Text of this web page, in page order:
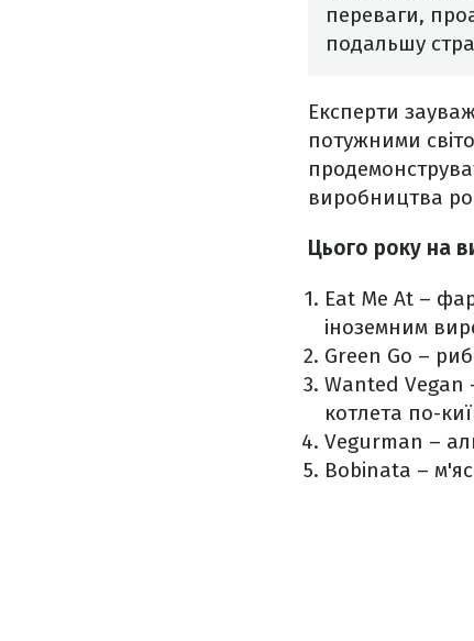
переваги,
подальшу
Експерти
потужними
виробництва
Цього року на
Eat Me At –
іноземним
Green Go –
Wanted Vegan
котлета по-
Vegurman –
Bobinata –